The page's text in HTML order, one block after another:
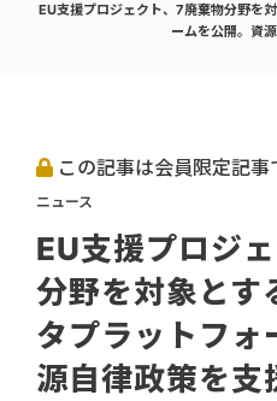
EU支援プロジェクト、7廃棄物分野を
ームを公開。資
この記事は会員限定記事
ニュース
EU支援プロジ
分野を対象とす
タプラットフォ
源自律政策を支